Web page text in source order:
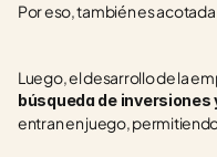
Por eso, también es
búsqueda de
entran en juego,